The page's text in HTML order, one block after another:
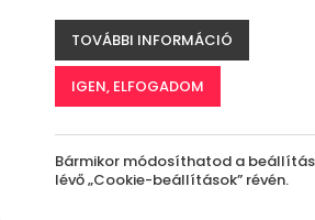
TOVÁBBI INFORMÁCIÓ
IGEN, ELFOGADOM
Bármikor módosíthatod a
lévő „Cookie-beállítások” révén.